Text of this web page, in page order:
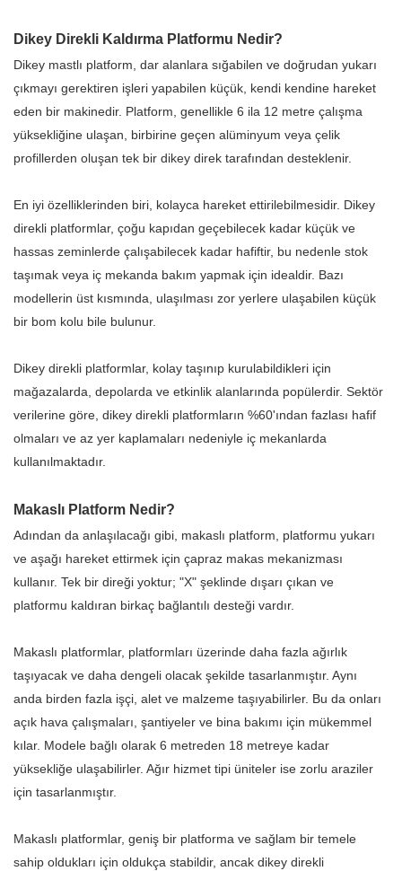
Dikey Direkli Kaldırma Platformu Nedir?
Dikey mastlı platform, dar alanlara sığabilen ve doğrudan yukarı
çıkmayı gerektiren işleri yapabilen küçük, kendi kendine hareket
eden bir makinedir. Platform, genellikle 6 ila 12 metre çalışma
yüksekliğine ulaşan, birbirine geçen alüminyum veya çelik
profillerden oluşan tek bir dikey direk tarafından desteklenir.
En iyi özelliklerinden biri, kolayca hareket ettirilebilmesidir. Dikey
direkli platformlar, çoğu kapıdan geçebilecek kadar küçük ve
hassas zeminlerde çalışabilecek kadar hafiftir, bu nedenle stok
taşımak veya iç mekanda bakım yapmak için idealdir. Bazı
modellerin üst kısmında, ulaşılması zor yerlere ulaşabilen küçük
bir bom kolu bile bulunur.
Dikey direkli platformlar, kolay taşınıp kurulabildikleri için
mağazalarda, depolarda ve etkinlik alanlarında popülerdir. Sektör
verilerine göre, dikey direkli platformların %60'ından fazlası hafif
olmaları ve az yer kaplamaları nedeniyle iç mekanlarda
kullanılmaktadır.
Makaslı Platform Nedir?
Adından da anlaşılacağı gibi, makaslı platform, platformu yukarı
ve aşağı hareket ettirmek için çapraz makas mekanizması
kullanır. Tek bir direği yoktur; "X" şeklinde dışarı çıkan ve
platformu kaldıran birkaç bağlantılı desteği vardır.
Makaslı platformlar, platformları üzerinde daha fazla ağırlık
taşıyacak ve daha dengeli olacak şekilde tasarlanmıştır. Aynı
anda birden fazla işçi, alet ve malzeme taşıyabilirler. Bu da onları
açık hava çalışmaları, şantiyeler ve bina bakımı için mükemmel
kılar. Modele bağlı olarak 6 metreden 18 metreye kadar
yüksekliğe ulaşabilirler. Ağır hizmet tipi üniteler ise zorlu araziler
için tasarlanmıştır.
Makaslı platformlar, geniş bir platforma ve sağlam bir temele
sahip oldukları için oldukça stabildir, ancak dikey direkli